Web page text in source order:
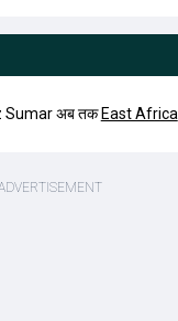
Sumar अब तक East Africa